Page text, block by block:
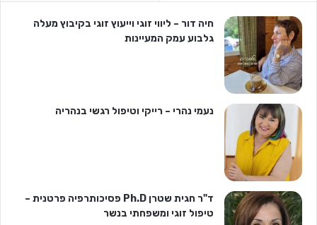
חיה דור – ליווי זוגי וייעוץ זוגי בקיבוץ מעלה
גלבוע עמק המעיינות
נעמי נהרי – רייקי וטיפול רגשי בנהריה
ד"ר חגית שטרן Ph.D פסיכותרפיה פרטנית –
טיפול זוגי ומשפחתי בנשר